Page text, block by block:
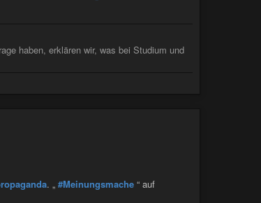
haben, erklären wir, was bei Studium und
. „ #Meinungsmache “ auf